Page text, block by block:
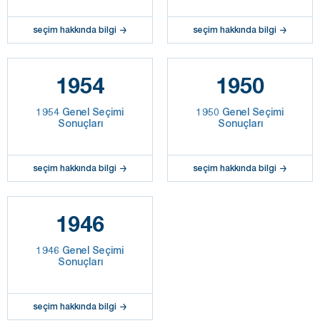
seçim hakkında bilgi seçim hakkında bilgi
1954
1954 Genel Seçimi
Sonuçları
seçim hakkında bilgi
1950
1950 Genel Seçimi
Sonuçları
seçim hakkında bilgi
1946
1946 Genel Seçimi
Sonuçları
seçim hakkında bilgi